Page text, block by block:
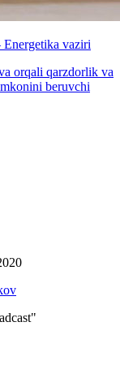
vaziri
orqali qarzdorlik va
beruvchi